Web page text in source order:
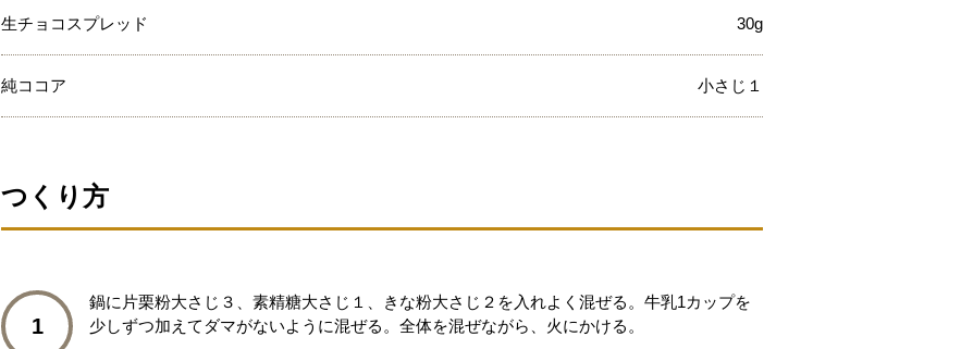
生チョコスプレッド 30g
純ココア 小さじ１
つくり方
1
鍋に片栗粉大さじ３、素精糖大さじ１、きな粉大さじ２を入れよく混ぜる。牛乳1カップを
少しずつ加えてダマがないように混ぜる。全体を混ぜながら、火にかける。